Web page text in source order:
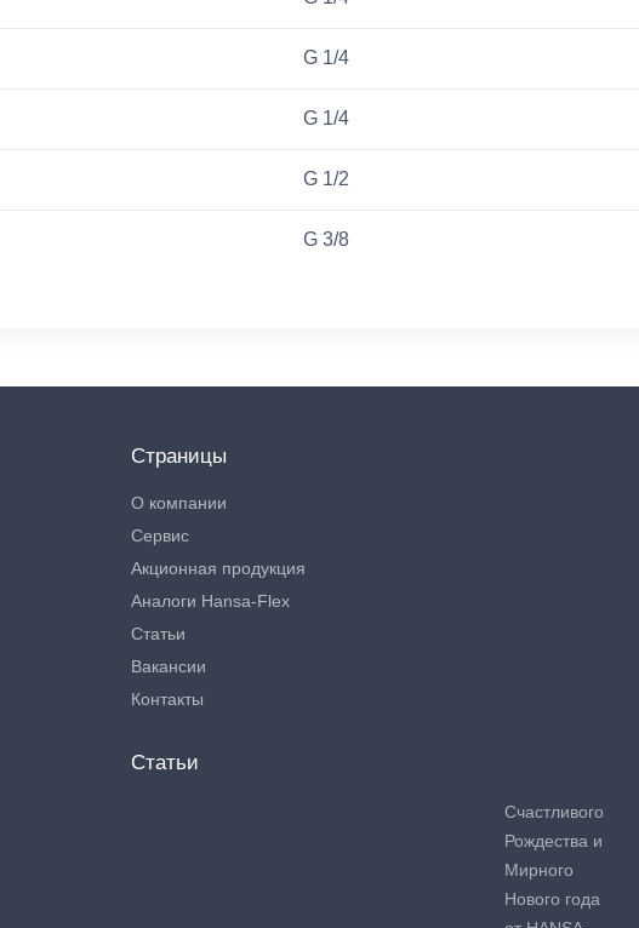
G 1/4
G 1/4
G 1/2
G 3/8
Страницы
О компании
Сервис
Акционная продукция
Аналоги Hansa-Flex
Статьи
Вакансии
Контакты
Статьи
Счастливого
Рождества и
Мирного
Нового года